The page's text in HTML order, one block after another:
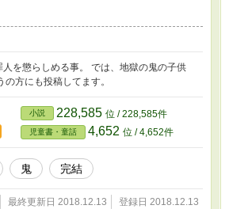
を懲らしめる事。 では、地獄の鬼の子供
方にも投稿してます。
小説 228,585 位 / 228,585件
児童書・童話 4,652 位 / 4,652件
鬼 完結
最終更新日 2018.12.13 登録日 2018.12.13